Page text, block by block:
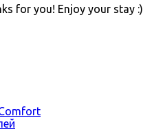
for you! Enjoy your stay :)